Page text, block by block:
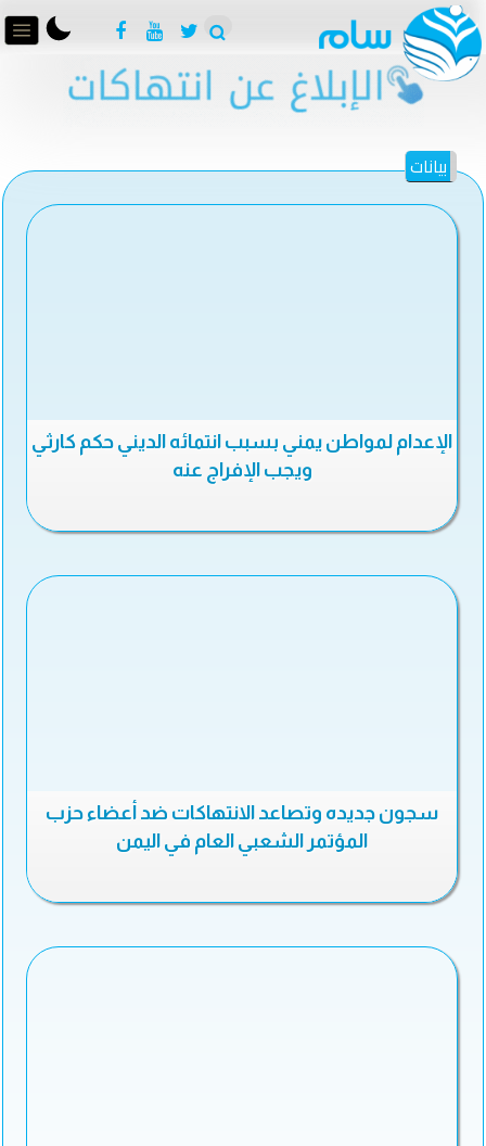
بيانات
الإعدام لمواطن يمني بسبب انتمائه الديني حكم كارثي
ويجب الإفراج عنه
سجون جديده وتصاعد الانتهاكات ضد أعضاء حزب
المؤتمر الشعبي العام في اليمن